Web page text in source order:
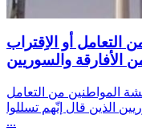
التعامل أو الاِقتراب
الأفارقة والسوريين
المواطنين من التعامل
الذين قال إنّهم تسللوا
...